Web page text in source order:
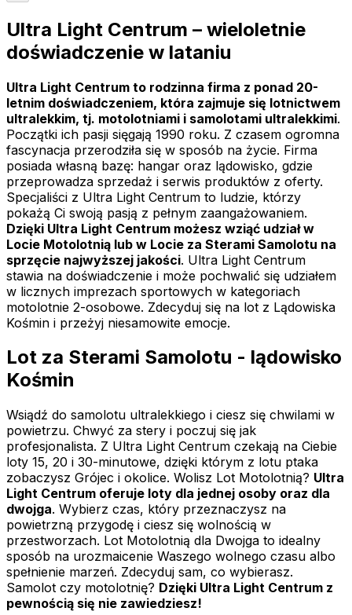
Ultra Light Centrum – wieloletnie
doświadczenie w lataniu
Ultra Light Centrum to rodzinna firma z ponad 20-
letnim doświadczeniem, która zajmuje się lotnictwem
ultralekkim, tj. motolotniami i samolotami ultralekkimi.
Początki ich pasji sięgają 1990 roku. Z czasem ogromna
fascynacja przerodziła się w sposób na życie. Firma
posiada własną bazę: hangar oraz lądowisko, gdzie
przeprowadza sprzedaż i serwis produktów z oferty.
Specjaliści z Ultra Light Centrum to ludzie, którzy
pokażą Ci swoją pasją z pełnym zaangażowaniem.
Dzięki Ultra Light Centrum możesz wziąć udział w
Locie Motolotnią lub w Locie za Sterami Samolotu na
sprzęcie najwyższej jakości. Ultra Light Centrum
stawia na doświadczenie i może pochwalić się udziałem
w licznych imprezach sportowych w kategoriach
motolotnie 2-osobowe. Zdecyduj się na lot z Lądowiska
Kośmin i przeżyj niesamowite emocje.
Lot za Sterami Samolotu - lądowisko
Kośmin
Wsiądź do samolotu ultralekkiego i ciesz się chwilami w
powietrzu. Chwyć za stery i poczuj się jak
profesjonalista. Z Ultra Light Centrum czekają na Ciebie
loty 15, 20 i 30-minutowe, dzięki którym z lotu ptaka
zobaczysz Grójec i okolice. Wolisz Lot Motolotnią? Ultra
Light Centrum oferuje loty dla jednej osoby oraz dla
dwojga. Wybierz czas, który przeznaczysz na
powietrzną przygodę i ciesz się wolnością w
przestworzach. Lot Motolotnią dla Dwojga to idealny
sposób na urozmaicenie Waszego wolnego czasu albo
spełnienie marzeń. Zdecyduj sam, co wybierasz.
Samolot czy motolotnię? Dzięki Ultra Light Centrum z
pewnością się nie zawiedziesz!